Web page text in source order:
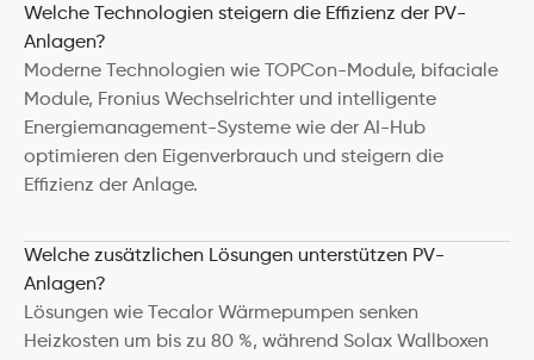
Welche Technologien steigern die Effizienz der PV-
Anlagen?
Moderne Technologien wie TOPCon-Module, bifaciale
Module, Fronius Wechselrichter und intelligente
Energiemanagement-Systeme wie der AI-Hub
optimieren den Eigenverbrauch und steigern die
Effizienz der Anlage.
Welche zusätzlichen Lösungen unterstützen PV-
Anlagen?
Lösungen wie Tecalor Wärmepumpen senken
Heizkosten um bis zu 80 %, während Solax Wallboxen